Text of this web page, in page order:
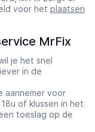
voor het plaatsen
MrFix
je het snel
in de
aannemer voor
of klussen in het
toeslag op de